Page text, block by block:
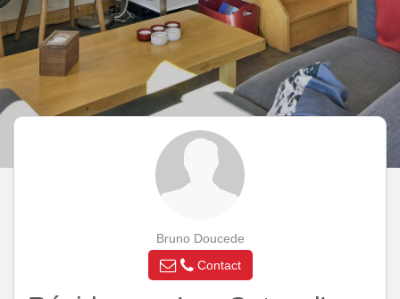
Bruno Doucede
Contact